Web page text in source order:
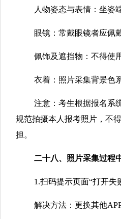
人物姿态与表情：坐姿
眼镜：常戴眼镜者应佩
佩饰及遮挡物：不得使
衣着：照片采集背景色
注意：考生根据报名系
规范拍摄本人报考照片，不
担。
二十八、照片采集过程
1.扫码提示页面“打开失
解决方法：更换其他